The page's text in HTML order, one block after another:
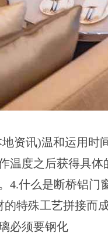
地资讯)温和运用时
温度之后获得具
4.什么是断桥铝门
的特殊工艺拼接而
必须要钢化